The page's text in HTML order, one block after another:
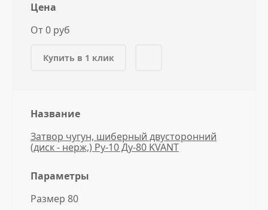
Цена
От 0 руб
Купить в 1 клик
Название
Затвор чугун, шиберный двусторонний
(диск - нерж,) Ру-10 Ду-80 KVANT
Параметры
Размер 80